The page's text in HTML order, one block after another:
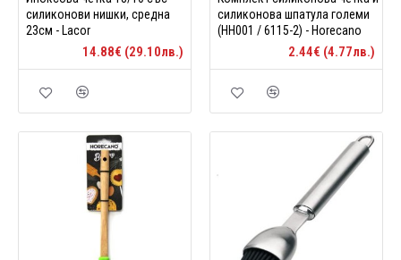
силиконови нишки, средна
23см - Lacor
14.88€ (29.10лв.)
силиконова шпатула големи
(HH001 / 6115-2) - Horecano
2.44€ (4.77лв.)